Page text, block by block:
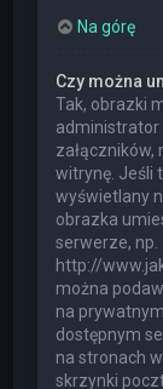
Na górę
Czy można
Tak, obrazki
administrator
witrynę. Jeśli
wyświetlany
obrazka
serwerze, np.
http://
można
na
dostępnym
na stronach
skrzynki